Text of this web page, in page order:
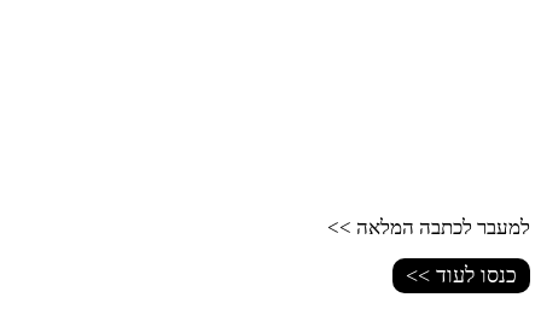
למעבר לכתבה המלאה >>
כנסו לעוד >>